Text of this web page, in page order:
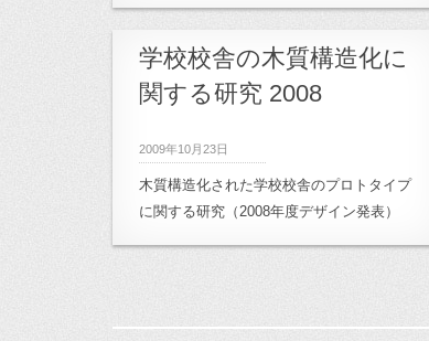
エプロジェクト,33: 菊竹清訓プロジェク
ト,Archives ,archive_00:総合
木質空間研究,archive_10:月影プロジェ
クト,archive_11:高崎市立桜山小学校,
archive_修士計画,archive_卒業論文,宿
学校校舎の木質構造化に
関する研究 2008
2009年10月23日
木質構造化された学校校舎のプロトタイプ
に関する研究（2008年度デザイン発表）